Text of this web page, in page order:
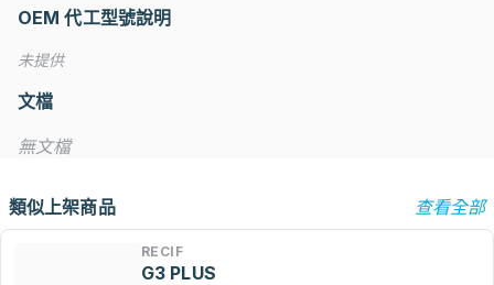
OEM 代工型號說明
未提供
文檔
無文檔
類似上架商品 查看全部
RECIF
G3 PLUS